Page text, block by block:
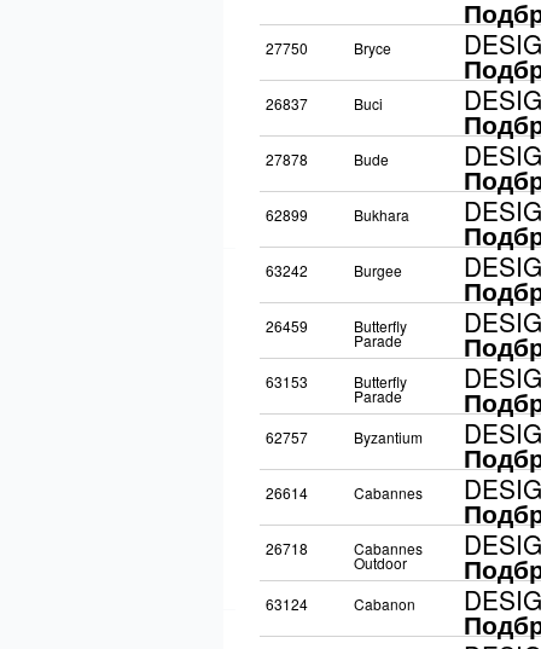
27750 Bryce
26837 Buci
27878 Bude
62899 Bukhara
63242 Burgee
26459 Butterfly
Parade
63153 Butterfly
Parade
62757 Byzantium
26614 Cabannes
26718 Cabannes
Outdoor
63124 Cabanon